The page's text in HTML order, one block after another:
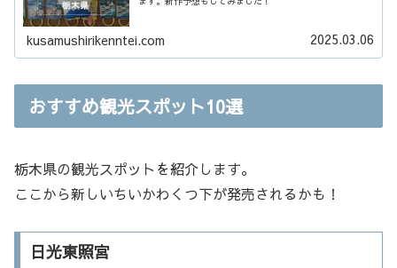
kusamushirikenntei.com 2025.03.06
おすすめ観光スポット10選
栃木県の観光スポットを紹介します。
ここから新しいちいかわくつ下が発売されるかも！
日光東照宮